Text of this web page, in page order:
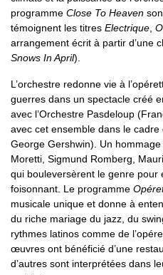
programme Close To Heaven
témoignent les titres Electrique,
arrangement écrit à partir d’une
Snows In April).
L’orchestre redonne vie à
guerres dans un spectacle créé
avec l’Orchestre Pasdeloup
avec cet ensemble dans le cadre
George Gershwin). Un
Moretti, Sigmund Romberg,
qui bouleversèrent le genre pour
foisonnant. Le programme
musicale unique et donne à
du riche mariage du jazz, du
rythmes latinos comme de
œuvres ont bénéficié d’une
d’autres sont interprétées dans